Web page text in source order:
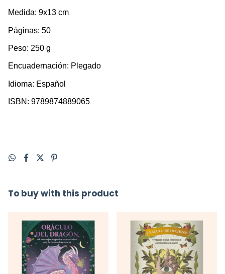
Medida: 9x13 cm
Páginas: 50
Peso: 250 g
Encuadernación: Plegado
Idioma: Español
ISBN: 9789874889065
To buy with this product